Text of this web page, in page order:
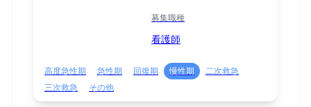
募集職種
看護師
高度急性期 急性期 回復期 慢性期
二次救急
三次救急
その他